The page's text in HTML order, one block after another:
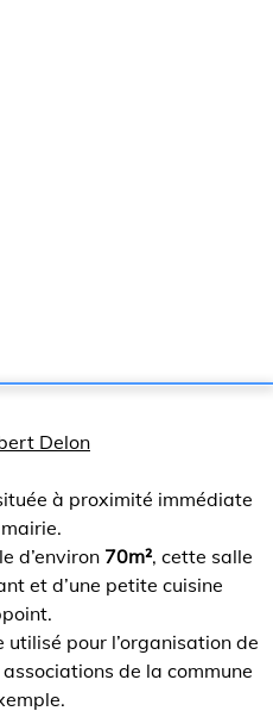
Delon
à proximité immédiate
d’environ 70m², cette salle
et d’une petite cuisine
pour l’organisation de
de la commune